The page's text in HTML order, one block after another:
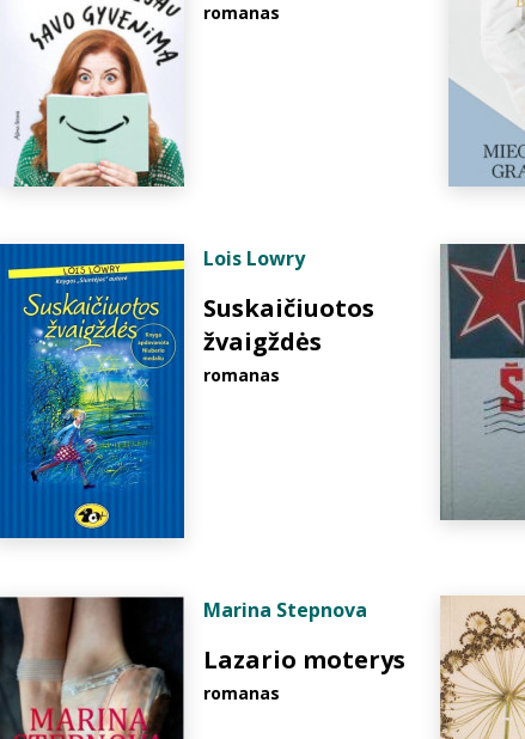
romanas
Lois Lowry
Suskaičiuotos
žvaigždės
romanas
Marina Stepnova
Lazario moterys
romanas